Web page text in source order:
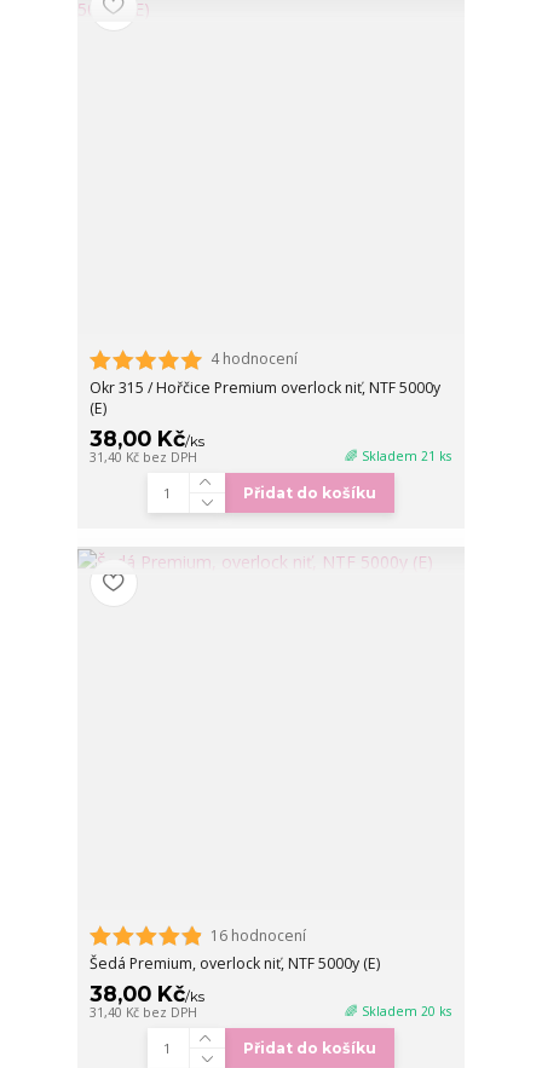
4 hodnocení
Okr 315 / Hořčice Premium overlock niť, NTF 5000y
(E)
38,00 Kč/ks
31,40 Kč bez DPH 🌈 Skladem 21 ks
Přidat do košíku
16 hodnocení
Šedá Premium, overlock niť, NTF 5000y (E)
38,00 Kč/ks
31,40 Kč bez DPH 🌈 Skladem 20 ks
Přidat do košíku